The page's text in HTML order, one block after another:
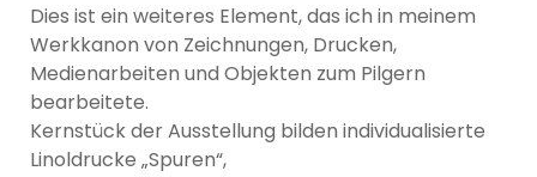
Dies ist ein weiteres Element, das ich in meinem
Werkkanon von Zeichnungen, Drucken,
Medienarbeiten und Objekten zum Pilgern
bearbeitete.
Kernstück der Ausstellung bilden individualisierte
Linoldrucke „Spuren“,